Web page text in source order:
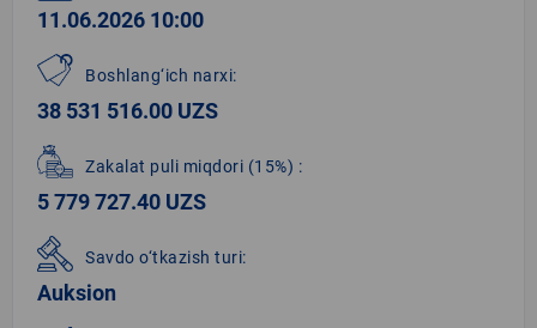
11.06.2026 10:00
Boshlang‘ich narxi:
38 531 516.00 UZS
Zakalat puli miqdori (15%) :
5 779 727.40 UZS
Savdo o‘tkazish turi:
Auksion